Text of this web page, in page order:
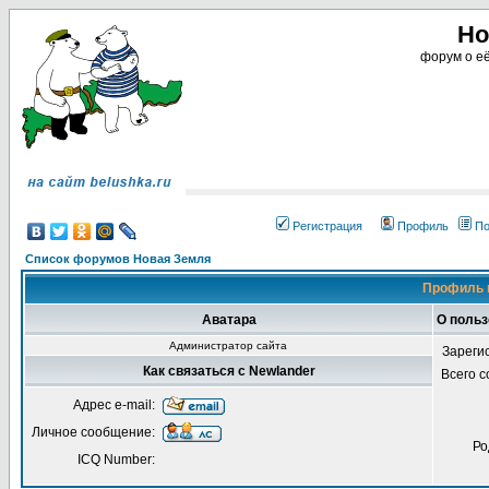
форум о
Регистрация Профиль
Список форумов Новая Земля
Профиль
Аватара О
Администратор сайта
Всего
Как связаться с Newlander
Адрес e-mail:
Личное сообщение:
ICQ Number: